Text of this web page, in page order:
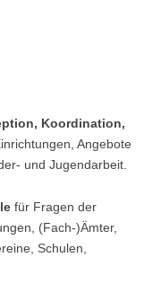
Koordination,
Angebote
und Jugendarbeit.
für Fragen der
(Fach-)Ämter,
Schulen,